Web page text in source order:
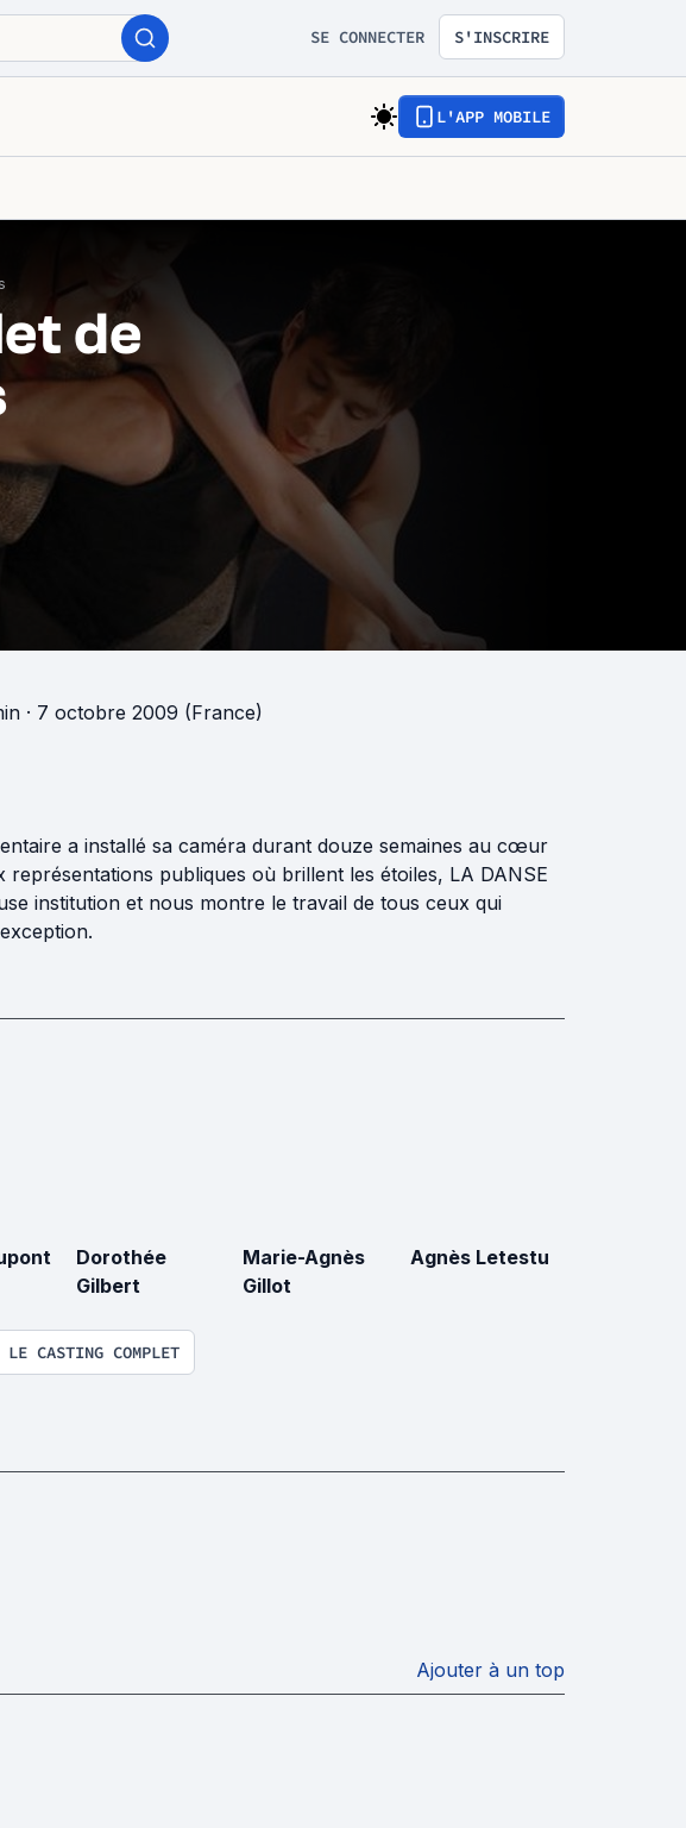
SE CONNECTER S'INSCRIRE
L'APP MOBILE
de
· 7 octobre 2009 (France)
a installé sa caméra durant douze semaines au cœur
publiques où brillent les étoiles, LA DANSE
institution et nous montre le travail de tous ceux qui
Dorothée
Gilbert
Marie-Agnès
Gillot
Agnès Letestu
CASTING COMPLET
Ajouter à un top